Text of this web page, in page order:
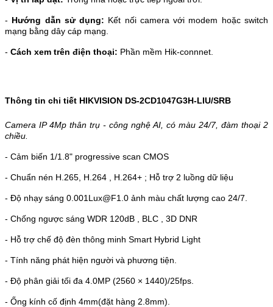
- Hướng dẫn sử dụng: Kết nối camera với modem hoặc switch
mạng bằng dây cáp mạng.
- Cách xem trên điện thoại: Phần mềm Hik-connnet.
Thông tin chi tiết HIKVISION DS-2CD1047G3H-LIU/SRB
Camera IP 4Mp thân trụ - công nghệ AI, có màu 24/7, đàm thoại 2
chiều.
- Cảm biến 1/1.8" progressive scan CMOS
- Chuẩn nén H.265, H.264 , H.264+ ; Hỗ trợ 2 luồng dữ liệu
- Độ nhạy sáng 0.001Lux@F1.0 ảnh màu chất lượng cao 24/7.
- Chống ngược sáng WDR 120dB , BLC , 3D DNR
- Hỗ trợ chế độ đèn thông minh Smart Hybrid Light
- Tính năng phát hiện người và phương tiện.
- Độ phân giải tối đa 4.0MP (2560 × 1440)/25fps.
- Ống kính cố định 4mm(đặt hàng 2.8mm).